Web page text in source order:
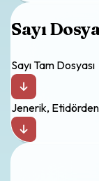
Sayı
Sayı Tam Dosyası
Jenerik,